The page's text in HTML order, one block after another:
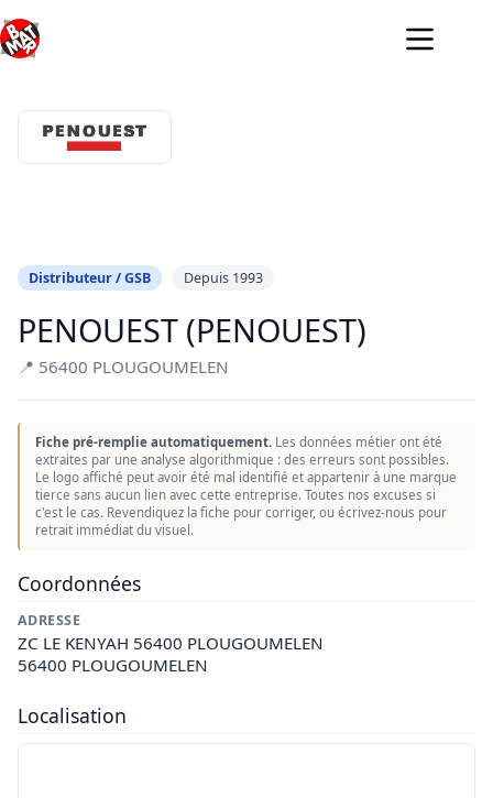
au
contenu
Distributeur / GSB Depuis 1993
PENOUEST (PENOUEST)
📍 56400 PLOUGOUMELEN
Fiche pré-remplie automatiquement. Les données métier ont été
extraites par une analyse algorithmique : des erreurs sont possibles.
Le logo affiché peut avoir été mal identifié et appartenir à une marque
tierce sans aucun lien avec cette entreprise. Toutes nos excuses si
c'est le cas. Revendiquez la fiche pour corriger, ou écrivez-nous pour
retrait immédiat du visuel.
Coordonnées
ADRESSE
ZC LE KENYAH 56400 PLOUGOUMELEN
56400 PLOUGOUMELEN
Localisation